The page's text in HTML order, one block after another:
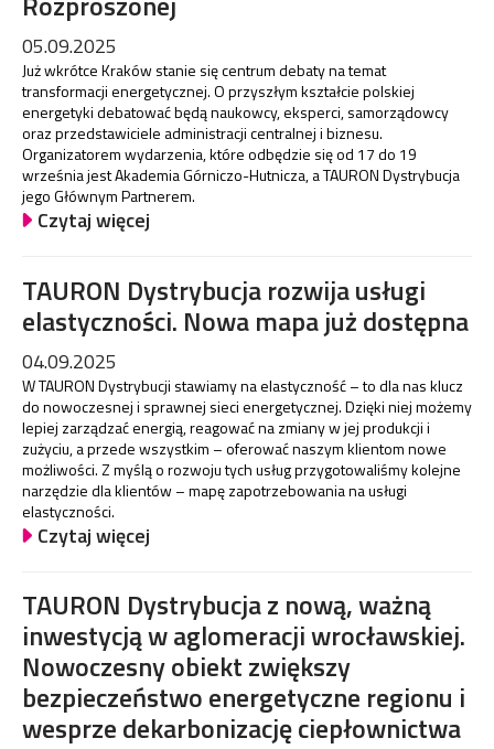
05.09.2025
Już wkrótce Kraków stanie się centrum debaty na temat
transformacji energetycznej. O przyszłym kształcie polskiej
energetyki debatować będą naukowcy, eksperci, samorządowcy
oraz przedstawiciele administracji centralnej i biznesu.
Organizatorem wydarzenia, które odbędzie się od 17 do 19
września jest Akademia Górniczo-Hutnicza, a TAURON Dystrybucja
jego Głównym Partnerem.
Czytaj więcej
TAURON Dystrybucja rozwija usługi
elastyczności. Nowa mapa już dostępna
04.09.2025
W TAURON Dystrybucji stawiamy na elastyczność – to dla nas klucz
do nowoczesnej i sprawnej sieci energetycznej. Dzięki niej możemy
lepiej zarządzać energią, reagować na zmiany w jej produkcji i
zużyciu, a przede wszystkim – oferować naszym klientom nowe
możliwości. Z myślą o rozwoju tych usług przygotowaliśmy kolejne
narzędzie dla klientów – mapę zapotrzebowania na usługi
elastyczności.
Czytaj więcej
TAURON Dystrybucja z nową, ważną
inwestycją w aglomeracji wrocławskiej.
Nowoczesny obiekt zwiększy
bezpieczeństwo energetyczne regionu i
wesprze dekarbonizację ciepłownictwa